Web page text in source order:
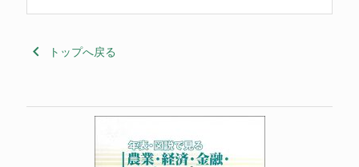
keyboard_arrow_left トップへ戻る